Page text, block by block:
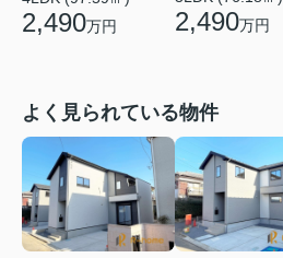
2,490万円 2,490万円
よく見られている物件